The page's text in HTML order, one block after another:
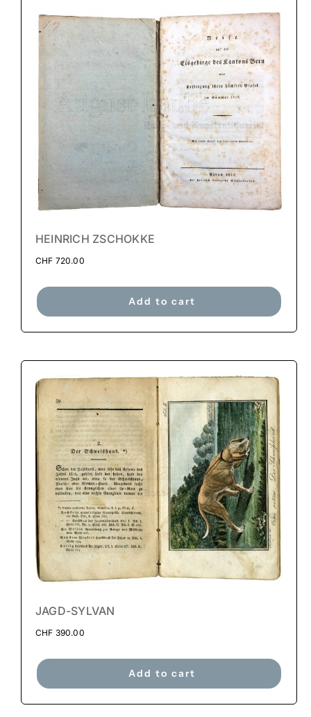
HEINRICH ZSCHOKKE
CHF 720.00
Add to cart
JAGD-SYLVAN
CHF 390.00
Add to cart